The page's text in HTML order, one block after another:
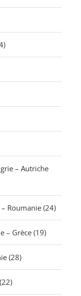
– Autriche
Roumanie (24)
– Grèce (19)
(28)